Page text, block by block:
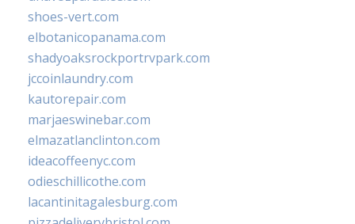
shoes-vert.com
elbotanicopanama.com
shadyoaksrockportrvpark.com
jccoinlaundry.com
kautorepair.com
marjaeswinebar.com
elmazatlanclinton.com
ideacoffeenyc.com
odieschillicothe.com
lacantinitagalesburg.com